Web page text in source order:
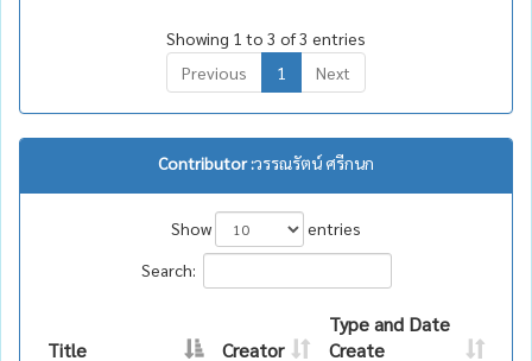
Showing 1 to 3 of 3 entries
Previous
1 Next
Contributor :วรรณรัตน์ ศรีกนก
Show
entries
Search:
Title Creator
Type and Date
Create